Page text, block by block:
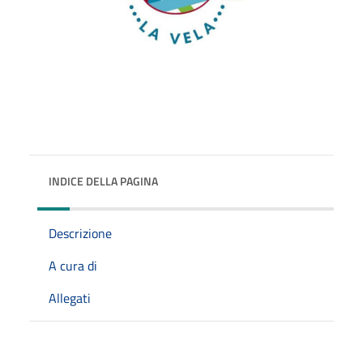
INDICE DELLA PAGINA
Descrizione
A cura di
Allegati